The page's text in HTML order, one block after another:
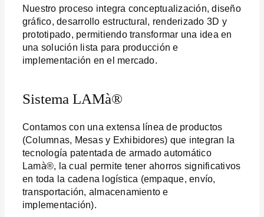
Nuestro proceso integra conceptualización, diseño
gráfico, desarrollo estructural, renderizado 3D y
prototipado, permitiendo transformar una idea en
una solución lista para producción e
implementación en el mercado.
Sistema LAMà®
Contamos con una extensa línea de productos
(Columnas, Mesas y Exhibidores) que integran la
tecnología patentada de armado automático
Lamà®, la cual permite tener ahorros significativos
en toda la cadena logística (empaque, envío,
transportación, almacenamiento e
implementación).